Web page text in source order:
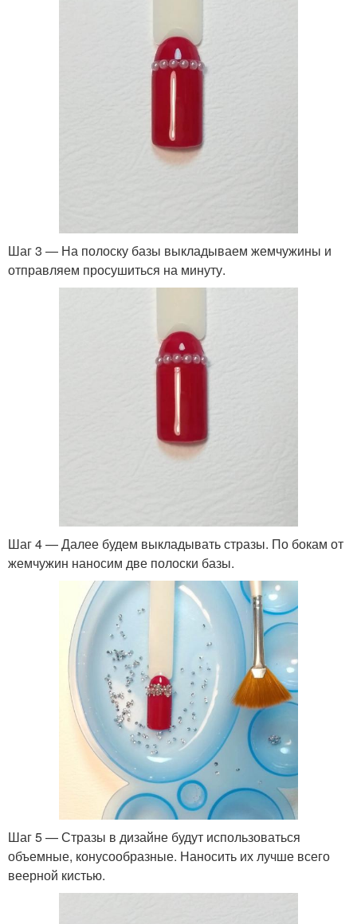
Шаг 3 — На полоску базы выкладываем жемчужины и
отправляем просушиться на минуту.
Шаг 4 — Далее будем выкладывать стразы. По бокам от
жемчужин наносим две полоски базы.
Шаг 5 — Стразы в дизайне будут использоваться
объемные, конусообразные. Наносить их лучше всего
веерной кистью.